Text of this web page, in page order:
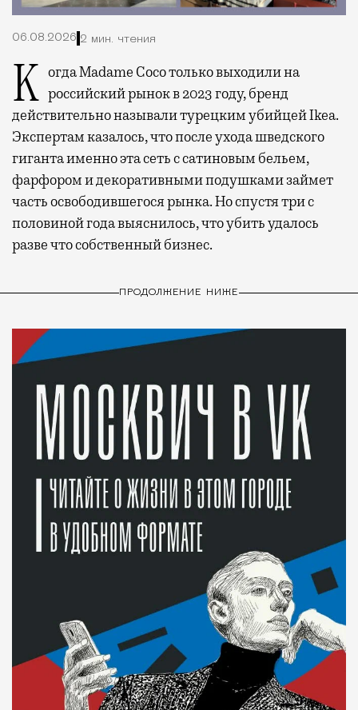
06.08.2026 2 мин. чтения
Когда Madame Coco только выходили на российский рынок в 2023 году, бренд
действительно называли турецким убийцей Ikea.
Экспертам казалось, что после ухода шведского
гиганта именно эта сеть с сатиновым бельем,
фарфором и декоративными подушками займет
часть освободившегося рынка. Но спустя три с
половиной года выяснилось, что убить удалось
разве что собственный бизнес.
ПРОДОЛЖЕНИЕ НИЖЕ